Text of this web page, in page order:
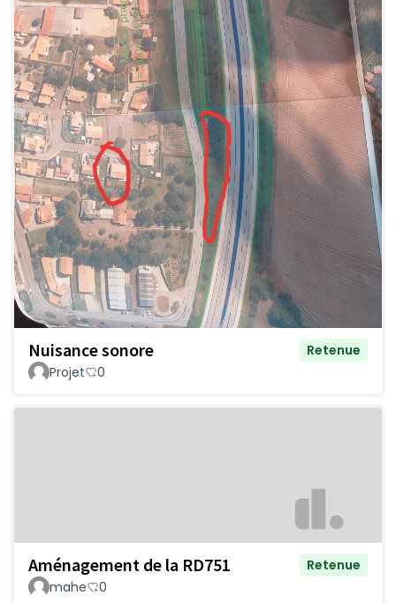
Nuisance sonore
Retenue
Projet
0
Aménagement de la RD751
Retenue
mahe
0